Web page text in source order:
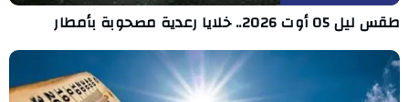
طقس ليل 05 أوت 2026.. خلايا رعدية مصحوبة بأمطار